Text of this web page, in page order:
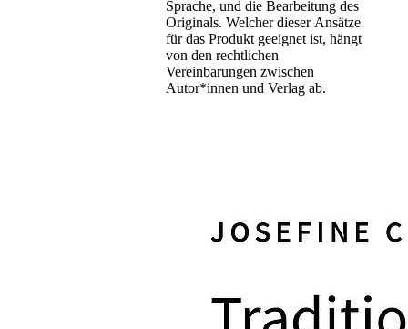
Sprache, und die Bearbeitung des
Originals. Welcher dieser Ansätze
für das Produkt geeignet ist, hängt
von den rechtlichen
Vereinbarungen zwischen
Autor*innen und Verlag ab.